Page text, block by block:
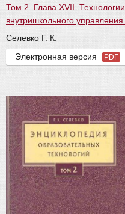
Том 2. Глава XVII. Технологии
внутришкольного управления.
Селевко Г. К.
Электронная версия
PDF